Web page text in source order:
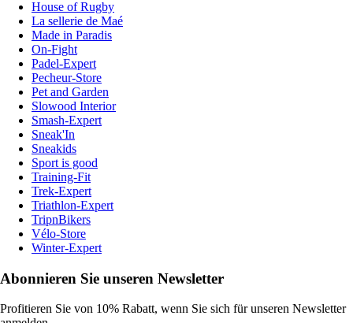
House of Rugby
La sellerie de Maé
Made in Paradis
On-Fight
Padel-Expert
Pecheur-Store
Pet and Garden
Slowood Interior
Smash-Expert
Sneak'In
Sneakids
Sport is good
Training-Fit
Trek-Expert
Triathlon-Expert
TripnBikers
Vélo-Store
Winter-Expert
Abonnieren Sie unseren Newsletter
Profitieren Sie von 10% Rabatt, wenn Sie sich für unseren Newsletter